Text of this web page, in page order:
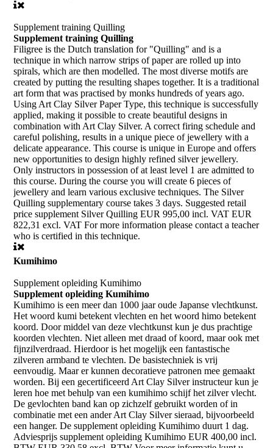
Supplement training Quilling
Supplement training Quilling
Filigree is the Dutch translation for "Quilling" and is a
technique in which narrow strips of paper are rolled up into
spirals, which are then modelled. The most diverse motifs are
created by putting the resulting shapes together. It is a traditional
art form that was practised by monks hundreds of years ago.
Using Art Clay Silver Paper Type, this technique is successfully
applied, making it possible to create beautiful designs in
combination with Art Clay Silver. A correct firing schedule and
careful polishing, results in a unique piece of jewellery with a
delicate appearance. This course is unique in Europe and offers
new opportunities to design highly refined silver jewellery.
Only instructors in possession of at least level 1 are admitted to
this course. During the course you will create 6 pieces of
jewellery and learn various exclusive techniques. The Silver
Quilling supplementary course takes 3 days. Suggested retail
price supplement Silver Quilling EUR 995,00 incl. VAT EUR
822,31 excl. VAT For more information please contact a teacher
who is certified in this technique.
Kumihimo
Supplement opleiding Kumihimo
Supplement opleiding Kumihimo
Kumihimo is een meer dan 1000 jaar oude Japanse vlechtkunst.
Het woord kumi betekent vlechten en het woord himo betekent
koord. Door middel van deze vlechtkunst kun je dus prachtige
koorden vlechten. Niet alleen met draad of koord, maar ook met
fijnzilverdraad. Hierdoor is het mogelijk een fantastische
zilveren armband te vlechten. De basistechniek is vrij
eenvoudig. Maar er kunnen decoratieve patronen mee gemaakt
worden. Bij een gecertificeerd Art Clay Silver instructeur kun je
leren hoe met behulp van een kumihimo schijf het zilver vlecht.
De gevlochten band kan op zichzelf gebruikt worden of in
combinatie met een ander Art Clay Silver sieraad, bijvoorbeeld
een hanger. De supplement opleiding Kumihimo duurt 1 dag.
Adviesprijs supplement opleiding Kumihimo EUR 400,00 incl.